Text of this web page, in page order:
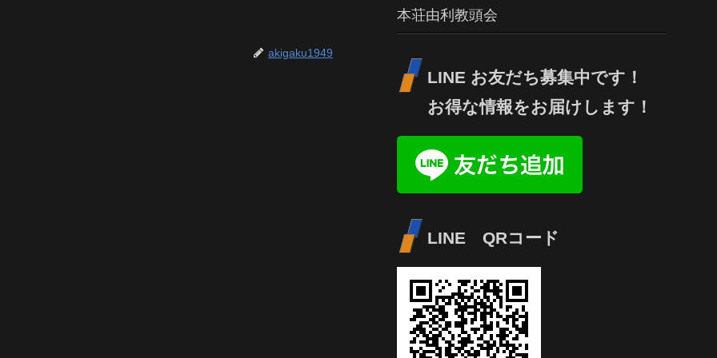
akigaku1949
本荘由利教頭会
LINE お友だち募集中です！
お得な情報をお届けします！
LINE QRコード